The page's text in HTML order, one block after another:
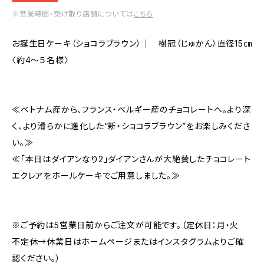
※営業時間・受け取り店舗については こちら
お誕生日ケーキ（ショコラブラウン）｜ 樹冠（じゅかん）直径15㎝
〈約4～５名様〉
≪ベトナム産から、フランス・ベルギー産のチョコレートへ。より深
く、より滑らかに進化した“新・ショコラブラウン”をお楽しみくださ
い。≫
≪「本日はダイアンなり2」ダイアンさんが大絶賛したチョコレート
エクレアをホールケーキでご用意しました。≫
※ご予約は5営業日前からご注文が可能です。（定休日：月・火
不定休→休業日はホームページまたはインスタグラムよりご確
認ください。）